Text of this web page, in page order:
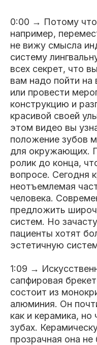
Услуги
Имплантация
Брекеты
Чистка
Все
Клиники
Петровско-
Разумовская
Химки Ленинский
Все
Цены
Врачи
Работы
Отзывы
Акции
Пациентам
0:00 → Потому что
например,
не вижу смысла
систему
всех секрет, что
вам надо пойти на
или провести
конструкцию и
красивой своей
этом видео вы
положение зубов
для окружающих.
ролик до конца,
вопросе. Сегодня
неотъемлемая
человека.
предложить
систем. Но
пациенты хотят
эстетичную
1:09 →
сапфировая
состоит из
алюминия. Он
как и керамика, но
зубах.
прозрачная она